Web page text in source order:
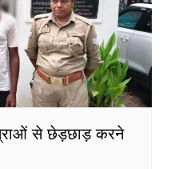
से छेड़छाड़ करने